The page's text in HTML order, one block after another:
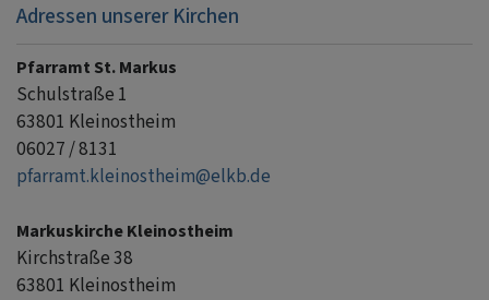
Adressen unserer Kirchen
Pfarramt St. Markus
Schulstraße 1
63801 Kleinostheim
06027 / 8131
pfarramt.kleinostheim@elkb.de
Markuskirche Kleinostheim
Kirchstraße 38
63801 Kleinostheim